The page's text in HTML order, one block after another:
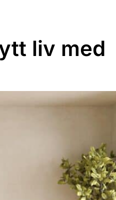
liv med